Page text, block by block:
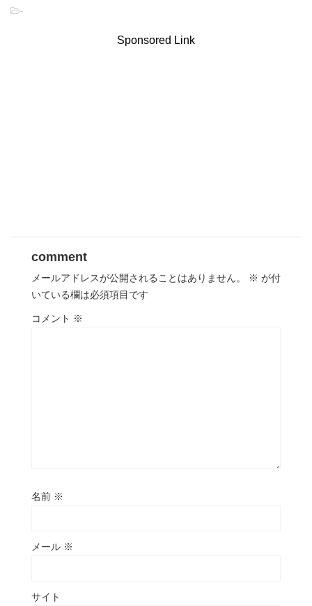
-
Sponsored Link
comment
メールアドレスが公開されることはありません。 ※ が付
いている欄は必須項目です
コメント ※
名前 ※
メール ※
サイト